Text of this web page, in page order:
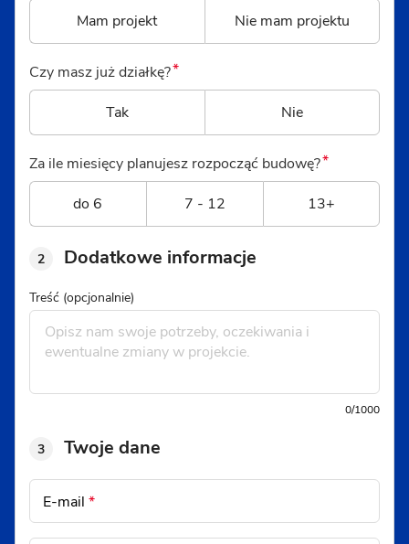
Mam projekt
Nie mam projektu
Czy masz już działkę?*
Tak Nie
Za ile miesięcy planujesz rozpocząć budowę?*
do 6 7 - 12 13+
2 Dodatkowe informacje
Treść (opcjonalnie)
0/1000
3 Twoje dane
E-mail *